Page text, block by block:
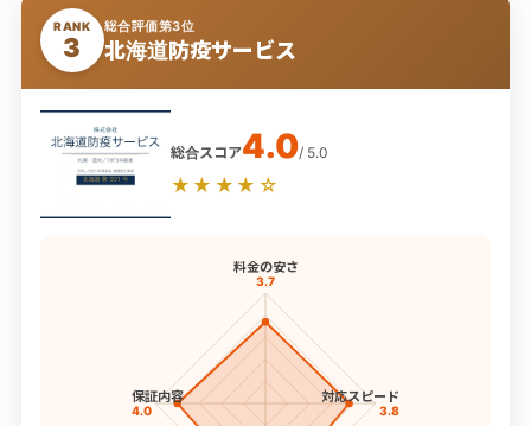
RANK
3
総合評価第3位
北海道防疫サービス
総合スコア4.0/ 5.0
★★★★☆
料金の安さ
3.7
対応スピード
3.8
保証内容
4.0